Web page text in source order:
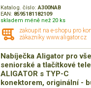
Katalog. číslo:A300NAB
EAN: 8595181182109
skladem méně než 20 ks
zakoupit na e-shopu pro
zákazníky www.aligator.cz
Nabíječka Aligator pro
seniorské a tlačítkové
ALIGATOR s TYP-C
konektorem, originální -